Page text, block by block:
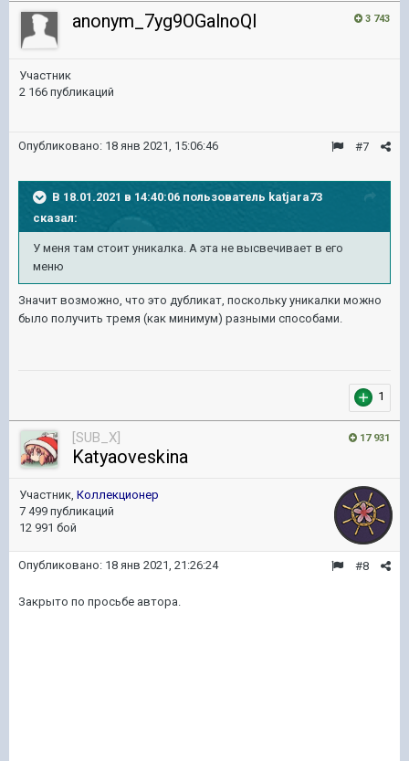
3 743
anonym_7yg9OGalnoQI
Участник
2 166 публикаций
#7
Опубликовано: 18 янв 2021, 15:06:46
В 18.01.2021 в 14:40:06 пользователь katjara73
сказал:
У меня там стоит уникалка. А эта не высвечивает в его
меню
Значит возможно, что это дубликат, поскольку уникалки можно
было получить тремя (как минимум) разными способами.
1
17 931
[SUB_X]
Katyaoveskina
Участник, Коллекционер
7 499 публикаций
12 991 бой
#8
Опубликовано: 18 янв 2021, 21:26:24
Закрыто по просьбе автора.